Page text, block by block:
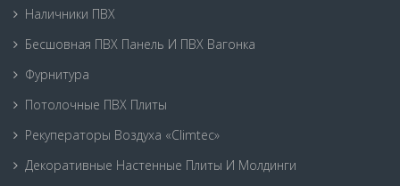
Наличники ПВХ
Бесшовная ПВХ Панель И ПВХ Вагонка
Фурнитура
Потолочные ПВХ Плиты
Рекуператоры Воздуха «Climtec»
Декоративные Настенные Плиты И Молдинги